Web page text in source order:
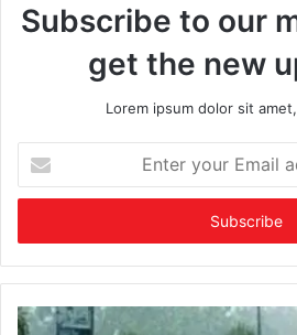
Subscribe to our
get the new
Lorem ipsum dolor sit
your
Email